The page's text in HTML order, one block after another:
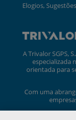
Elogios,
A Trivalor SGPS,
especializada
orientada para
Com uma